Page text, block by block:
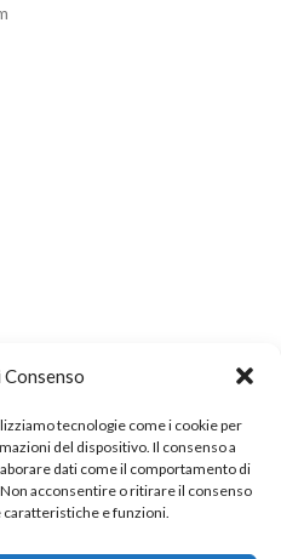
tecnologie come i cookie per
del dispositivo. Il consenso a
dati come il comportamento di
acconsentire o ritirare il consenso
e funzioni.